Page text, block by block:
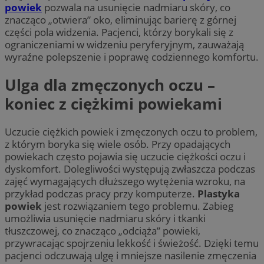
powiek pozwala na usunięcie nadmiaru skóry, co
znacząco „otwiera” oko, eliminując barierę z górnej
części pola widzenia. Pacjenci, którzy borykali się z
ograniczeniami w widzeniu peryferyjnym, zauważają
wyraźne polepszenie i poprawę codziennego komfortu.
Ulga dla zmęczonych oczu –
koniec z ciężkimi powiekami
Uczucie ciężkich powiek i zmęczonych oczu to problem,
z którym boryka się wiele osób. Przy opadających
powiekach często pojawia się uczucie ciężkości oczu i
dyskomfort. Dolegliwości występują zwłaszcza podczas
zajęć wymagających dłuższego wytężenia wzroku, na
przykład podczas pracy przy komputerze. Plastyka
powiek jest rozwiązaniem tego problemu. Zabieg
umożliwia usunięcie nadmiaru skóry i tkanki
tłuszczowej, co znacząco „odciąża” powieki,
przywracając spojrzeniu lekkość i świeżość. Dzięki temu
pacjenci odczuwają ulgę i mniejsze nasilenie zmęczenia